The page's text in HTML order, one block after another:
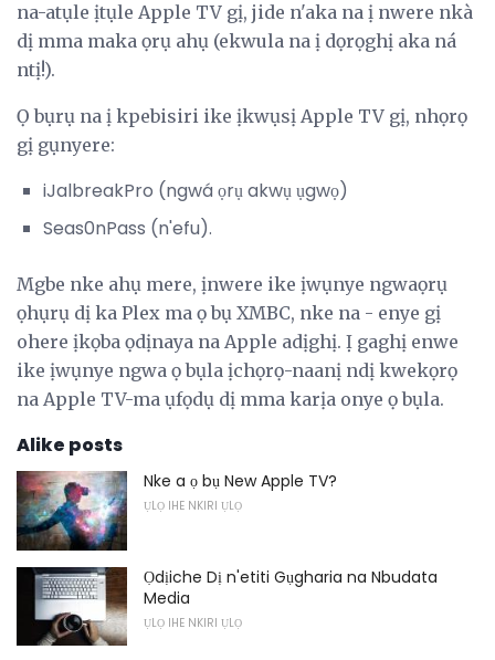
na-atụle ịtụle Apple TV gị, jide n'aka na ị nwere nkà
dị mma maka ọrụ ahụ (ekwula na ị dọrọghị aka ná
ntị!).
Ọ bụrụ na ị kpebisiri ike ịkwụsị Apple TV gị, nhọrọ
gị gụnyere:
iJalbreakPro (ngwá ọrụ akwụ ụgwọ)
Seas0nPass (n'efu).
Mgbe nke ahụ mere, ịnwere ike ịwụnye ngwaọrụ
ọhụrụ dị ka Plex ma ọ bụ XMBC, nke na - enye gị
ohere ịkọba ọdịnaya na Apple adịghị. Ị gaghị enwe
ike ịwụnye ngwa ọ bụla ịchọrọ-naanị ndị kwekọrọ
na Apple TV-ma ụfọdụ dị mma karịa onye ọ bụla.
Alike posts
Nke a ọ bụ New Apple TV?
ỤLỌ IHE NKIRI ỤLỌ
Ọdịiche Dị n'etiti Gụgharia na Nbudata
Media
ỤLỌ IHE NKIRI ỤLỌ